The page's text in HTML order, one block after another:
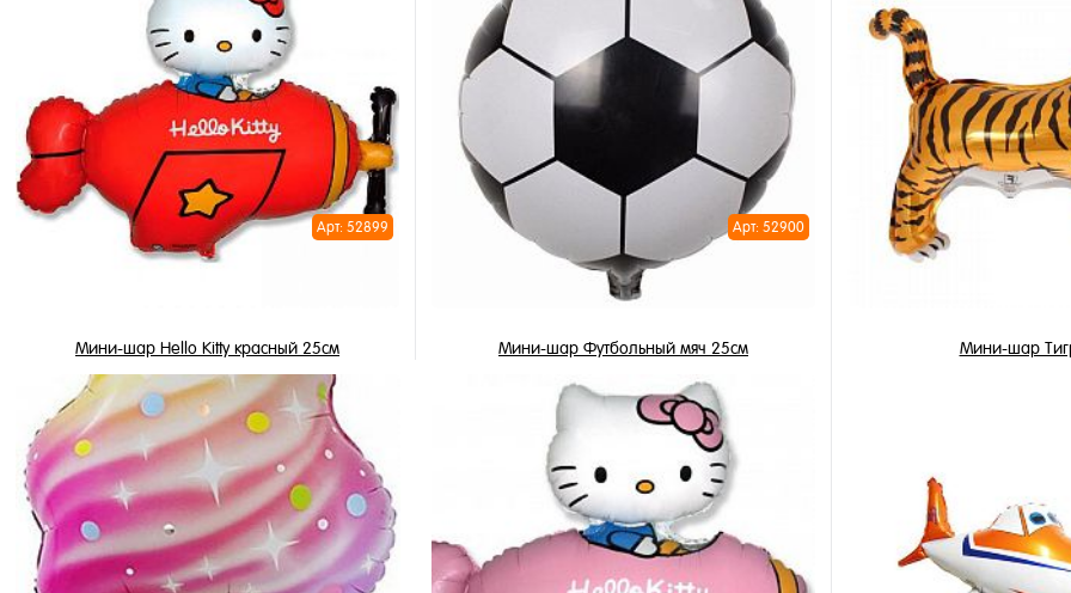
Арт: 52899
Мини-шар Hello Kitty красный 25см
115 ₽/ шт
В корзину
Купить в 1 клик
В избранное
Арт: 52900
Мини-шар Футбольный мяч 25см
/ шт
В корзину
Купить в 1 клик
В избранное
Мини-шар
Купить в 1 клик
В избранное